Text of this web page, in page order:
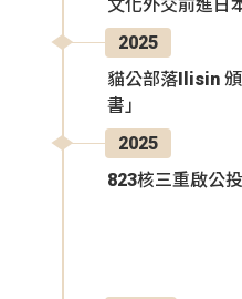
文化外交前進日
2025
貓公部落Ilisin
書」
2025
823核三重啟公